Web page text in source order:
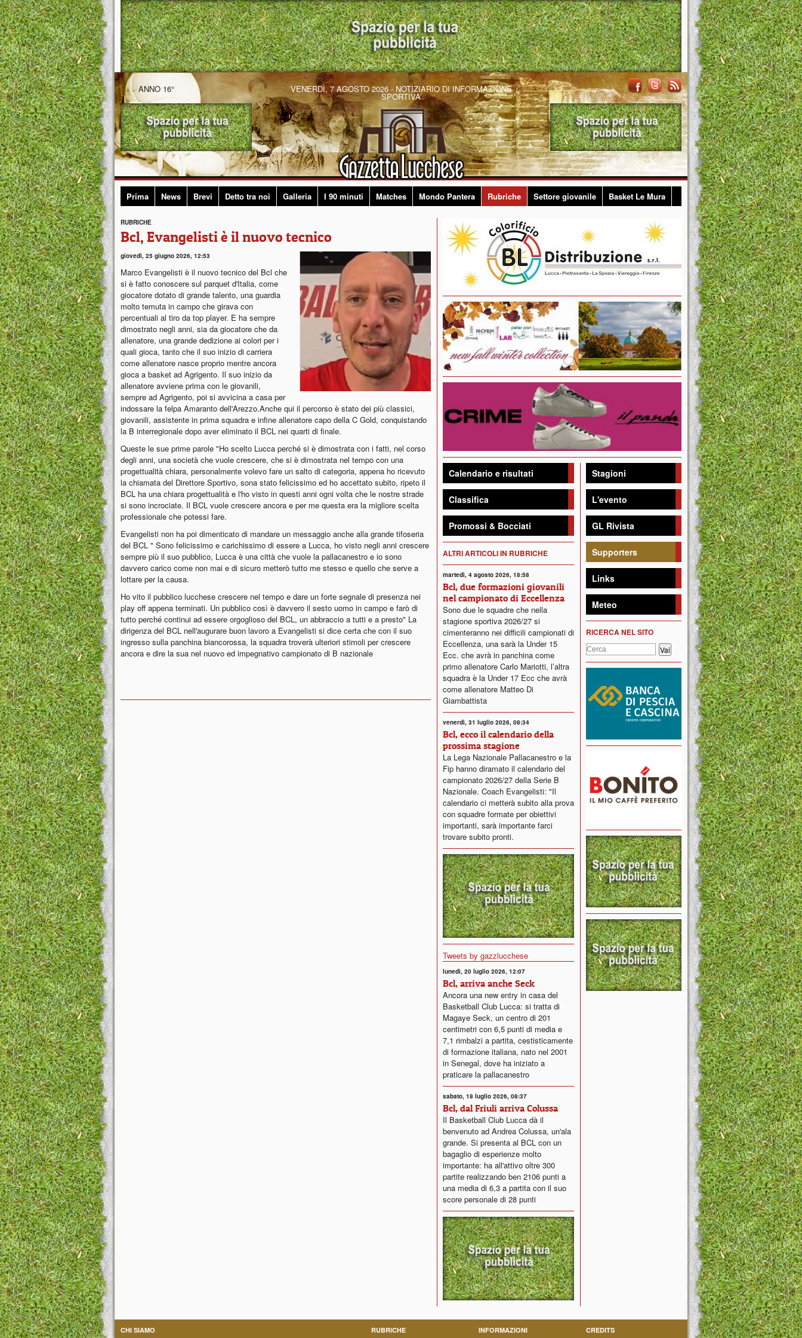
ANNO 16° VENERDÌ, 7 AGOSTO 2026 - NOTIZIARIO DI INFORMAZIONE
SPORTIVA
Prima News Brevi Detto tra noi Galleria I 90 minuti Matches Mondo Pantera Rubriche Settore giovanile Basket Le Mura
RUBRICHE
Bcl, Evangelisti è il nuovo tecnico
giovedì, 25 giugno 2026, 12:53
Marco Evangelisti è il nuovo tecnico del Bcl che
si è fatto conoscere sul parquet d'Italia, come
giocatore dotato di grande talento, una guardia
molto temuta in campo che girava con
percentuali al tiro da top player. E ha sempre
dimostrato negli anni, sia da giocatore che da
allenatore, una grande dedizione ai colori per i
quali gioca, tanto che il suo inizio di carriera
come allenatore nasce proprio mentre ancora
gioca a basket ad Agrigento. Il suo inizio da
allenatore avviene prima con le giovanili,
sempre ad Agrigento, poi si avvicina a casa per
indossare la felpa Amaranto dell'Arezzo.Anche qui il percorso è stato dei più classici,
giovanili, assistente in prima squadra e infine allenatore capo della C Gold, conquistando
la B interregionale dopo aver eliminato il BCL nei quarti di finale.
Queste le sue prime parole "Ho scelto Lucca perché si è dimostrata con i fatti, nel corso
degli anni, una società che vuole crescere, che si è dimostrata nel tempo con una
progettualità chiara, personalmente volevo fare un salto di categoria, appena ho ricevuto
la chiamata del Direttore Sportivo, sona stato felicissimo ed ho accettato subito, ripeto il
BCL ha una chiara progettualità e l'ho visto in questi anni ogni volta che le nostre strade
si sono incrociate. Il BCL vuole crescere ancora e per me questa era la migliore scelta
professionale che potessi fare.
Evangelisti non ha poi dimenticato di mandare un messaggio anche alla grande tifoseria
del BCL " Sono felicissimo e carichissimo di essere a Lucca, ho visto negli anni crescere
sempre più il suo pubblico, Lucca è una città che vuole la pallacanestro e io sono
davvero carico come non mai e di sicuro metterò tutto me stesso e quello che serve a
lottare per la causa.
Ho vito il pubblico lucchese crescere nel tempo e dare un forte segnale di presenza nei
play off appena terminati. Un pubblico così è davvero il sesto uomo in campo e farò di
tutto perché continui ad essere orgoglioso del BCL, un abbraccio a tutti e a presto" La
dirigenza del BCL nell'augurare buon lavoro a Evangelisti si dice certa che con il suo
ingresso sulla panchina biancorossa, la squadra troverà ulteriori stimoli per crescere
ancora e dire la sua nel nuovo ed impegnativo campionato di B nazionale
Calendario e risultati
Classifica
Promossi & Bocciati
ALTRI ARTICOLI IN RUBRICHE
martedì, 4 agosto 2026, 18:58
Bcl, due formazioni giovanili
nel campionato di Eccellenza
Sono due le squadre che nella
stagione sportiva 2026/27 si
cimenteranno nei difficili campionati di
Eccellenza, una sarà la Under 15
Ecc. che avrà in panchina come
primo allenatore Carlo Mariotti, l’altra
squadra è la Under 17 Ecc che avrà
come allenatore Matteo Di
Giambattista
venerdì, 31 luglio 2026, 08:34
Bcl, ecco il calendario della
prossima stagione
La Lega Nazionale Pallacanestro e la
Fip hanno diramato il calendario del
campionato 2026/27 della Serie B
Nazionale. Coach Evangelisti: "Il
calendario ci metterà subito alla prova
con squadre formate per obiettivi
importanti, sarà importante farci
trovare subito pronti.
Tweets by gazzlucchese
lunedì, 20 luglio 2026, 12:07
Bcl, arriva anche Seck
Ancora una new entry in casa del
Basketball Club Lucca: si tratta di
Magaye Seck, un centro di 201
centimetri con 6,5 punti di media e
7,1 rimbalzi a partita, cestisticamente
di formazione italiana, nato nel 2001
in Senegal, dove ha iniziato a
praticare la pallacanestro
sabato, 18 luglio 2026, 08:37
Bcl, dal Friuli arriva Colussa
Il Basketball Club Lucca dà il
benvenuto ad Andrea Colussa, un'ala
grande. Si presenta al BCL con un
bagaglio di esperienze molto
importante: ha all'attivo oltre 300
partite realizzando ben 2106 punti a
una media di 6,3 a partita con il suo
score personale di 28 punti
Stagioni
L'evento
GL Rivista
Supporters
Links
Meteo
RICERCA NEL SITO
CHI SIAMO RUBRICHE INFORMAZIONI CREDITS